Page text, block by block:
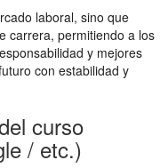
laboral, sino que
carrera, permitiendo a los
y mejores
con estabilidad y
curso
/ etc.)